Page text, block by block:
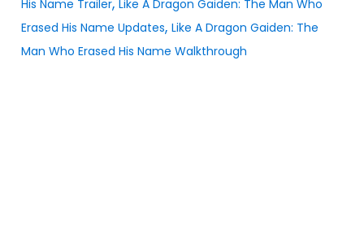
His Name Trailer Like A Dragon Gaiden: The Man Who
Erased His Name Updates, Like A Dragon Gaiden: The
Man Who Erased His Name Walkthrough